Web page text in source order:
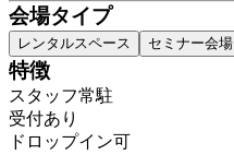
会場タイプ
レンタルスペース セミナー会場
特徴
スタッフ常駐
受付あり
ドロップイン可